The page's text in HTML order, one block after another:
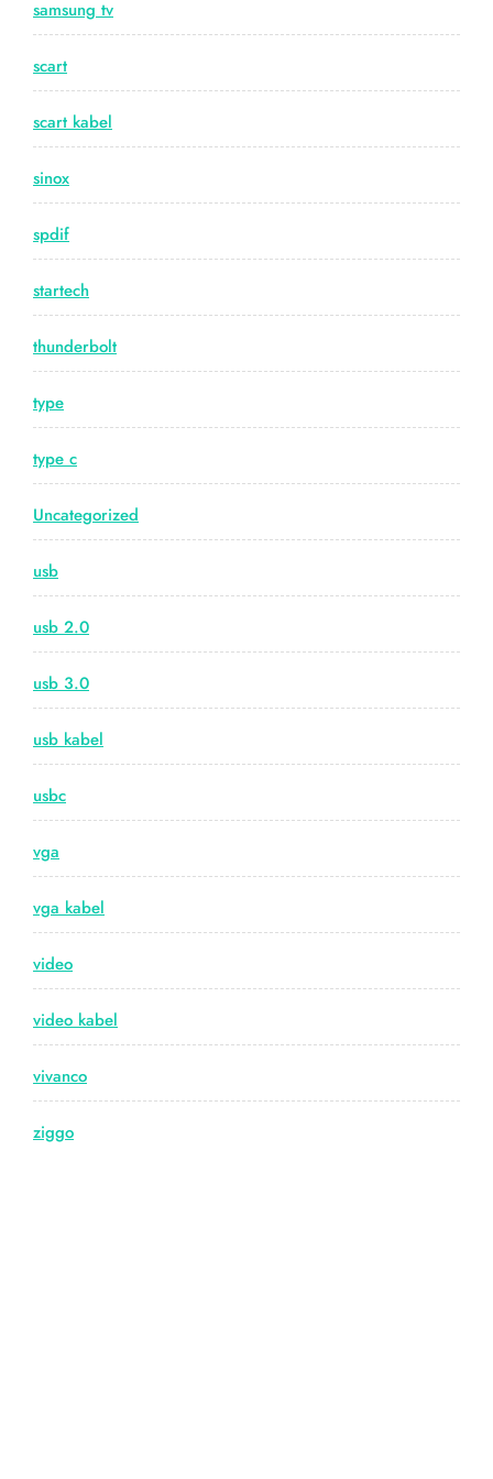
samsung tv
scart
scart kabel
sinox
spdif
startech
thunderbolt
type
type c
Uncategorized
usb
usb 2.0
usb 3.0
usb kabel
usbc
vga
vga kabel
video
video kabel
vivanco
ziggo